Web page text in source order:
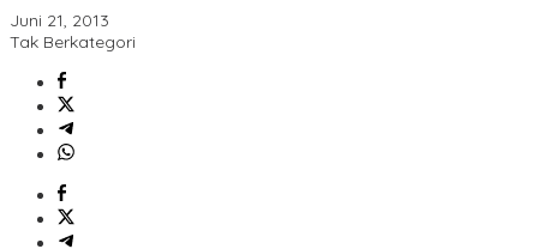
Juni 21, 2013
Tak Berkategori